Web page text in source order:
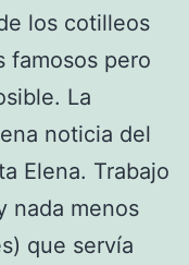
los cotilleos
famosos pero
La
noticia del
Elena. Trabajo
nada menos
que servía